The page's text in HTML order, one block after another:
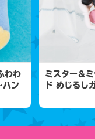
わわ
ハン
ミスター＆
ド めじるし